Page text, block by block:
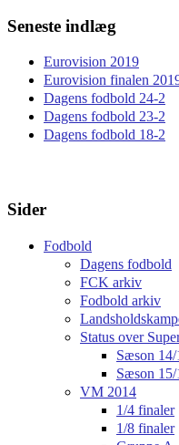
Seneste indlæg
Eurovision 2019
Eurovision finalen
Dagens fodbold 24-2
Dagens fodbold 23-2
Dagens fodbold 18-2
Sider
Fodbold
Dagens fodbold
FCK arkiv
Fodbold arkiv
Status over
Sæson 14/
Sæson 15/
VM 2014
1/4 finaler
1/8 finaler